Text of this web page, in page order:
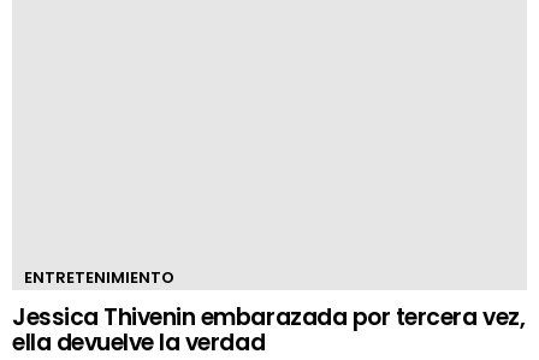
ENTRETENIMIENTO
Jessica Thivenin embarazada por tercera vez,
ella devuelve la verdad